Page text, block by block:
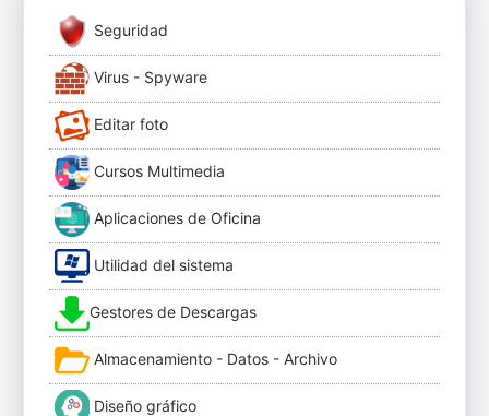
Seguridad
Virus - Spyware
Editar foto
Cursos Multimedia
Aplicaciones de Oficina
Utilidad del sistema
Gestores de Descargas
Almacenamiento - Datos - Archivo
Diseño gráfico